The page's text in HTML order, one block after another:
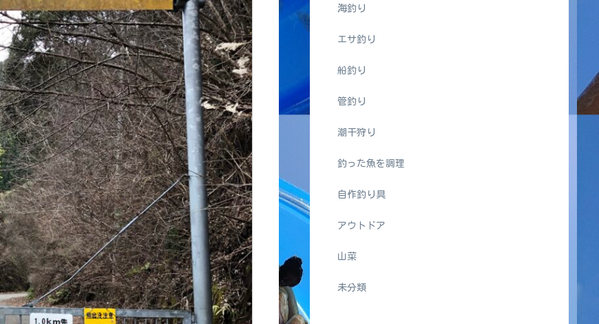
海釣り
エサ釣り
船釣り
管釣り
潮干狩り
釣った魚を調理
自作釣り具
アウトドア
山菜
未分類